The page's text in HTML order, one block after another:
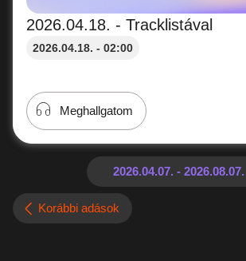
2026.04.18. - Tracklistával
2026.04.18. - 02:00
Meghallgatom
Korábbi adások